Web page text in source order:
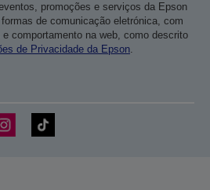
promoções e serviços da Epson
de comunicação eletrónica, com
comportamento na web, como descrito
de Privacidade da Epson.